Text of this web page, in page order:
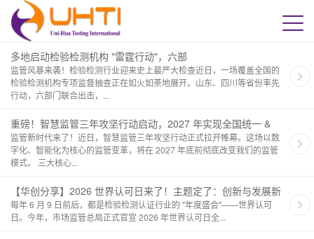
多地启动检验检测机构 "雷霆行动"，六部
监管风暴来袭！检验检测行业迎来史上最严大检查近日，一场覆盖全国的
检验检测机构专项监督抽查正在如火如荼地展开。山东、四川等省份率先
行动，六部门联合出击，...
重磅！智慧监管三年攻坚行动启动，2027 年实现全国统一 &
监管新时代来了！近日，智慧监管三年攻坚行动正式拉开帷幕。这场以数
字化、智能化为核心的监管变革，将在 2027 年底前彻底改变我们的监管
模式。 三大核心...
【华创分享】2026 世界认可日来了！主题定了：创新与发展新
每年 6 月 9 日前后，都是检验检测认证行业的 "年度盛会"——世界认可
日。今年，市场监管总局正式官宣 2026 年世界认可日全...